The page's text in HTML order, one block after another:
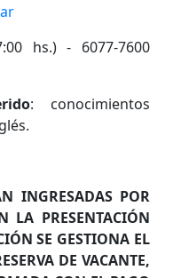
hs.) - 6077-7600
: conocimientos
INGRESADAS POR
LA PRESENTACIÓN
SE GESTIONA EL
DE VACANTE,